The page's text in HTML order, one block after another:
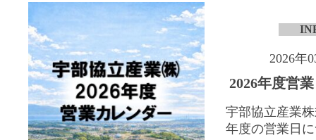
2026年
2026年度営
宇部協立産業
年度の営業日